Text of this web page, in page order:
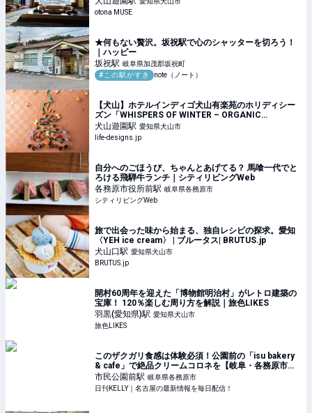
otona MUSE
★何もない贅沢。坂祝駅で心のシャッターを切ろう！
｜ハッピー
坂祝駅 岐阜県加茂郡坂祝町
#この駅がすき
note（ノート）
【犬山】ホテルインディゴ犬山有楽苑のホリディシー
ズン「WHISPERS OF WINTER – ORGANIC
CHRISTMAS」｜犬山市のパン・スイーツ＞その他
（スイーツ）｜Life Designs（ライフデザインズ）｜
東海の暮らしのウェブマガジン
犬山遊園駅 愛知県犬山市
life-designs.jp
自分へのごほうび、ちゃんとあげてる？ 馬喰一代でと
ろける飛騨牛ランチ｜シティリビングWeb
各務原市役所前駅 岐阜県各務原市
シティリビングWeb
旅で出会った味から始まる、独自レシピの探求。愛知
〈YEH ice cream〉 | ブルータス| BRUTUS.jp
犬山口駅 愛知県犬山市
BRUTUS.jp
開村60周年を迎えた「博物館明治村」がレトロ建築の
宝庫！ 120％楽しむ周り方を解説｜旅色LIKES
羽黒(愛知県)駅 愛知県犬山市
旅色LIKES
このザクガリ食感は体験必須！公園前の「isu bakery
& cafe」で絶品クリームコロネを【岐阜・各務原市】 |
日刊KELLY｜名古屋の最新情報を毎日配信！
市民公園前駅 岐阜県各務原市
日刊KELLY｜名古屋の最新情報を毎日配信！